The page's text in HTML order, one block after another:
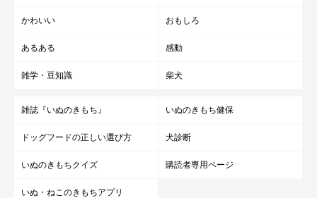
かわいい おもしろ
あるある 感動
雑学・豆知識 柴犬
雑誌『いぬのきもち』 いぬのきもち健保
ドッグフードの正しい選び方 犬診断
いぬのきもちクイズ 購読者専用ページ
いぬ・ねこのきもちアプリ